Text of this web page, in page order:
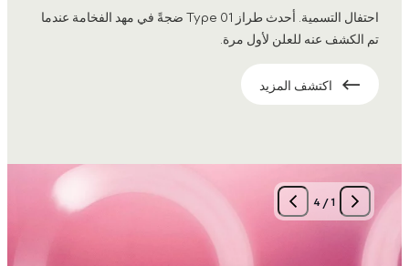
احتفال التسمية. أحدث طراز Type 01 ضجةً في مهد الفخامة عندما
تم الكشف عنه للعلن لأول مرة.
اكتشف المزيد
1
/
4